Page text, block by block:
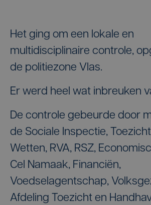
Het ging om een lokale en
multidisciplinaire controle,
de politiezone Vlas.
Er werd heel wat inbreuken
De controle gebeurde door
de Sociale Inspectie,
Wetten, RVA, RSZ,
Cel Namaak, Financiën,
Voedselagentschap,
Afdeling Toezicht en